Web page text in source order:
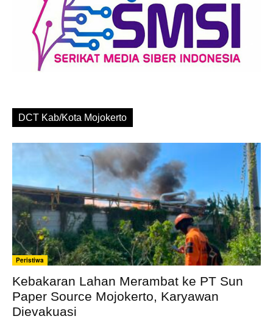
DCT Kab/Kota Mojokerto
Peristiwa
Kebakaran Lahan Merambat ke PT Sun
Paper Source Mojokerto, Karyawan
Dievakuasi